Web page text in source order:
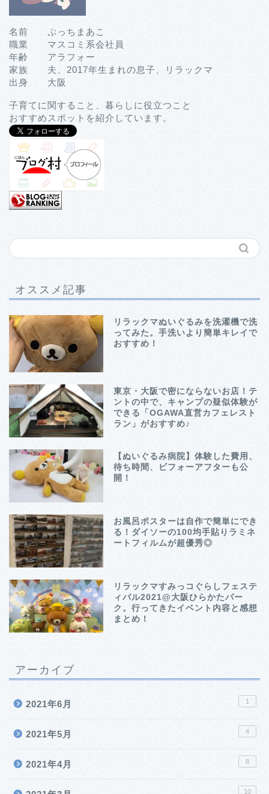
名前 ぷっちまあこ
職業 マスコミ系会社員
年齢 アラフォー
家族 夫、2017年生まれの息子、リラックマ
出身 大阪
子育てに関すること、暮らしに役立つこと
おすすめスポットを紹介しています。
オススメ記事
リラックマぬいぐるみを洗濯機で洗
ってみた。手洗いより簡単キレイで
おすすめ！
東京・大阪で密にならないお店！テ
ントの中で、キャンプの疑似体験が
できる「OGAWA直営カフェレスト
ラン」がおすすめ♪
【ぬいぐるみ病院】体験した費用、
待ち時間、ビフォーアフターも公
開！
お風呂ポスターは自作で簡単にでき
る！ダイソーの100均手貼りラミネ
ートフィルムが超優秀◎
リラックマすみっコぐらしフェステ
ィバル2021@大阪ひらかたパー
ク。行ってきたイベント内容と感想
まとめ！
アーカイブ
2021年6月 1
2021年5月 4
2021年4月 8
10